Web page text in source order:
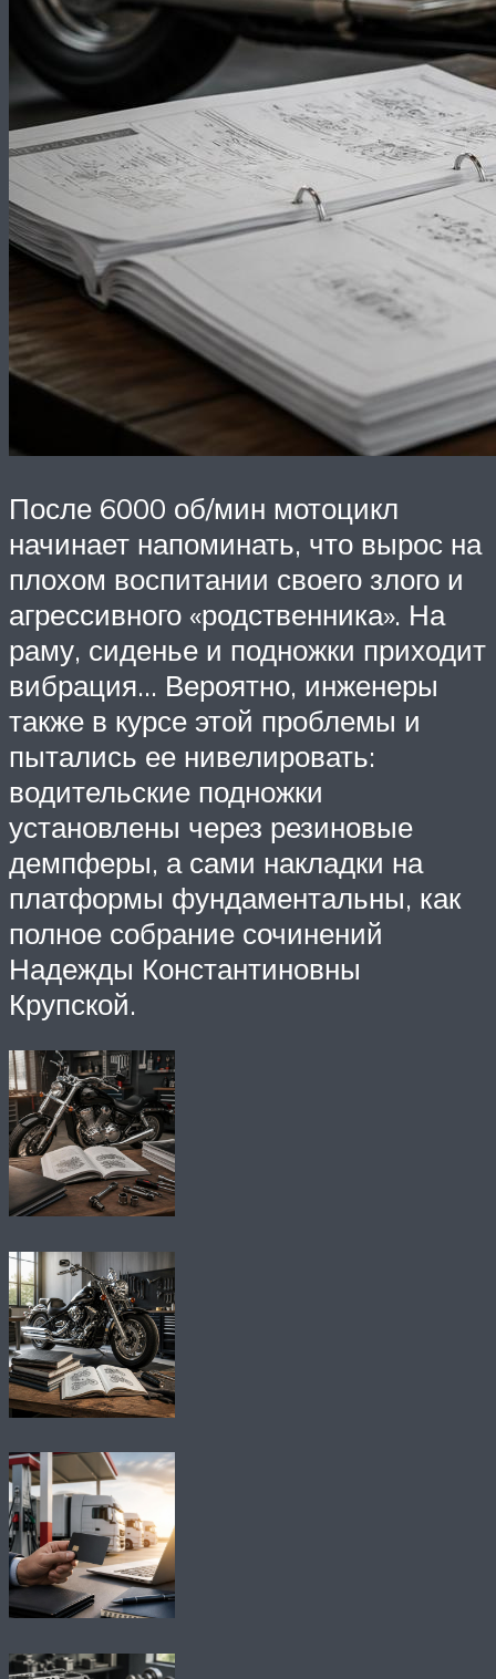
После 6000 об/мин мотоцикл
начинает напоминать, что вырос на
плохом воспитании своего злого и
агрессивного «родственника». На
раму, сиденье и подножки приходит
вибрация… Вероятно, инженеры
также в курсе этой проблемы и
пытались ее нивелировать:
водительские подножки
установлены через резиновые
демпферы, а сами накладки на
платформы фундаментальны, как
полное собрание сочинений
Надежды Константиновны
Крупской.